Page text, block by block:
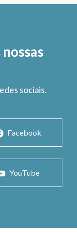
sociais.
Facebook
YouTube